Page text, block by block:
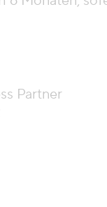
Partner